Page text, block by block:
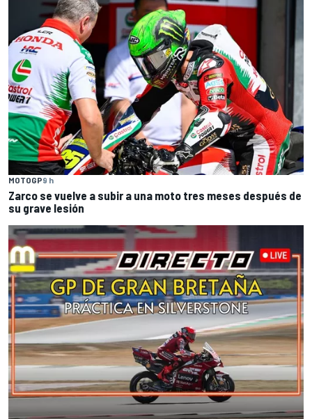
MOTOGP9 h
Zarco se vuelve a subir a una moto tres meses después de
su grave lesión